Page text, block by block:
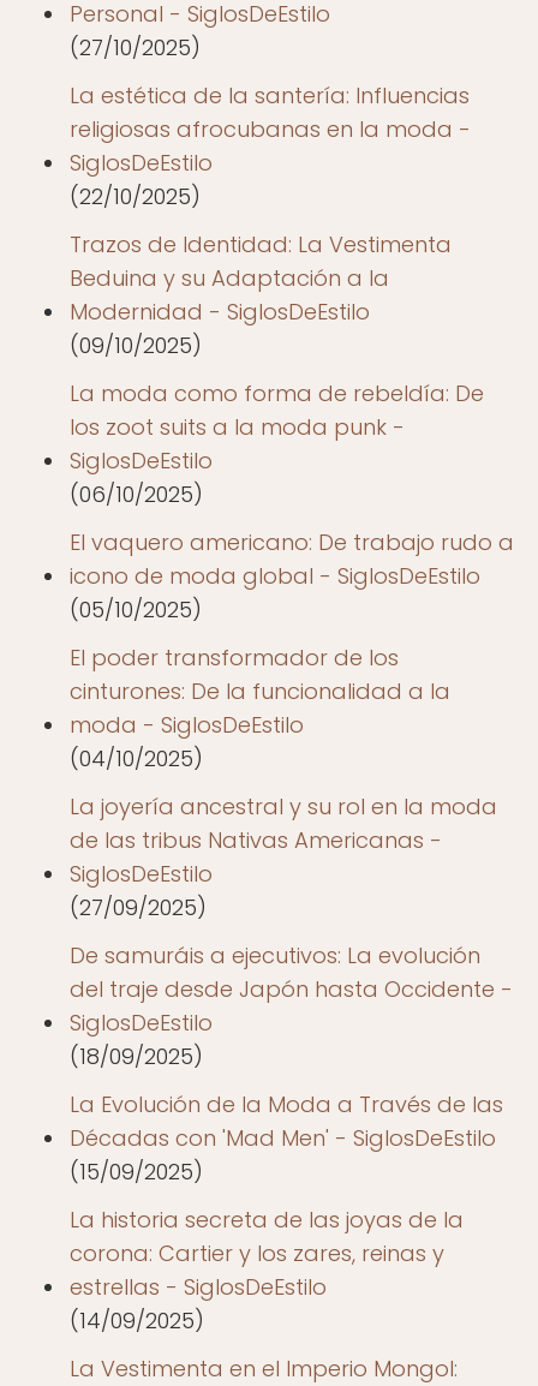
Personal - SiglosDeEstilo
(27/10/2025)
La estética de la santería: Influencias
religiosas afrocubanas en la moda -
SiglosDeEstilo
(22/10/2025)
Trazos de Identidad: La Vestimenta
Beduina y su Adaptación a la
Modernidad - SiglosDeEstilo
(09/10/2025)
La moda como forma de rebeldía: De
los zoot suits a la moda punk -
SiglosDeEstilo
(06/10/2025)
El vaquero americano: De trabajo rudo a
icono de moda global - SiglosDeEstilo
(05/10/2025)
El poder transformador de los
cinturones: De la funcionalidad a la
moda - SiglosDeEstilo
(04/10/2025)
La joyería ancestral y su rol en la moda
de las tribus Nativas Americanas -
SiglosDeEstilo
(27/09/2025)
De samuráis a ejecutivos: La evolución
del traje desde Japón hasta Occidente -
SiglosDeEstilo
(18/09/2025)
La Evolución de la Moda a Través de las
Décadas con 'Mad Men' - SiglosDeEstilo
(15/09/2025)
La historia secreta de las joyas de la
corona: Cartier y los zares, reinas y
estrellas - SiglosDeEstilo
(14/09/2025)
La Vestimenta en el Imperio Mongol: